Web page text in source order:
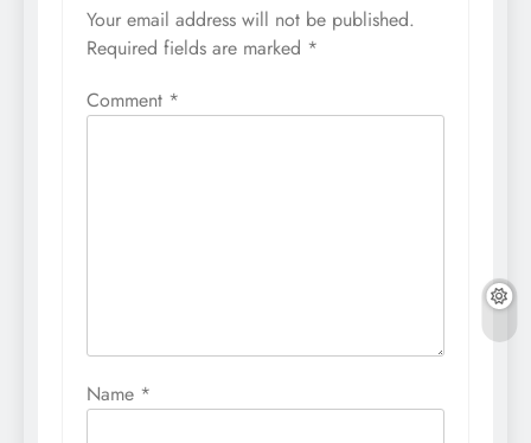
Your email address will not be published.
Required fields are marked *
Comment *
Name *